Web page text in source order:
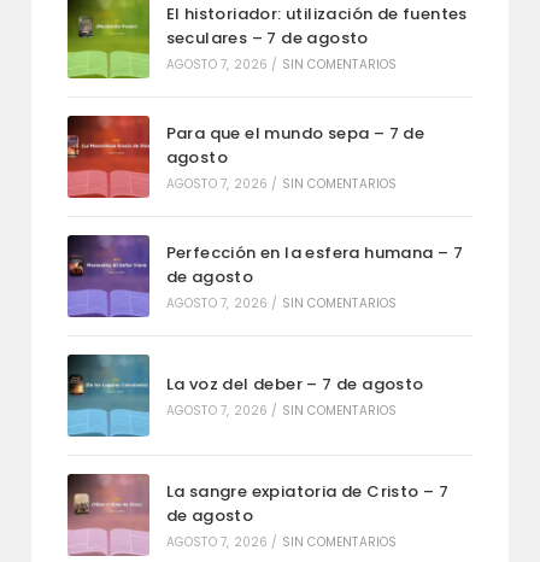
El historiador: utilización de fuentes
seculares – 7 de agosto
AGOSTO 7, 2026 / SIN COMENTARIOS
Para que el mundo sepa – 7 de
agosto
AGOSTO 7, 2026 / SIN COMENTARIOS
Perfección en la esfera humana – 7
de agosto
AGOSTO 7, 2026 / SIN COMENTARIOS
La voz del deber – 7 de agosto
AGOSTO 7, 2026 / SIN COMENTARIOS
La sangre expiatoria de Cristo – 7
de agosto
AGOSTO 7, 2026 / SIN COMENTARIOS